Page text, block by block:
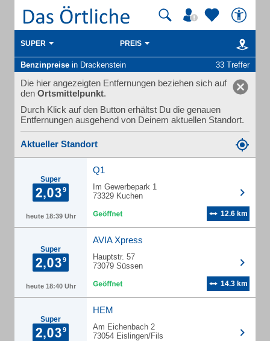
SUPER PREIS
Benzinpreise in Drackenstein 33 Treffer
Die hier angezeigten Entfernungen beziehen sich auf
den Ortsmittelpunkt.
Durch Klick auf den Button erhältst Du die genauen
Entfernungen ausgehend von Deinem aktuellen Standort.
Aktueller Standort
Super
heute 18:39 Uhr
Q1
Im Gewerbepark 1
73329 Kuchen
12.6 km
Super
heute 18:40 Uhr
AVIA Xpress
Hauptstr. 57
73079 Süssen
14.3 km
Super
HEM
Am Eichenbach 2
73054 Eislingen/Fils